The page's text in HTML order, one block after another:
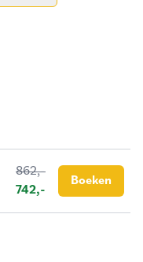
de twee slaapkamers.
en een
heeft een
je ook
wifi en huisdier vrij.
862,-
742,-
Boeken